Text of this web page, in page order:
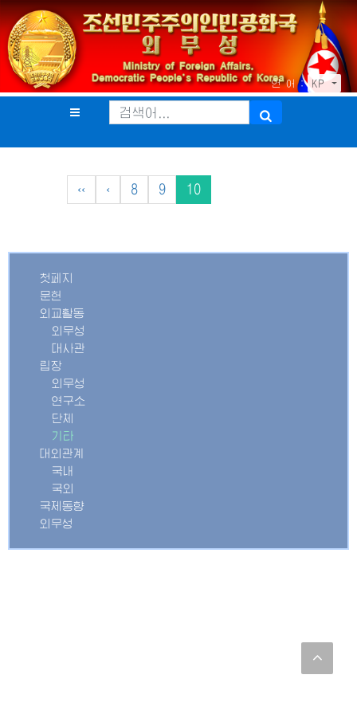
언 어 : KP
‹‹ ‹ 8 9 10
첫페지
문헌
외교활동
외무성
대사관
립장
외무성
연구소
단체
기타
대외관계
국내
국외
국제동향
외무성